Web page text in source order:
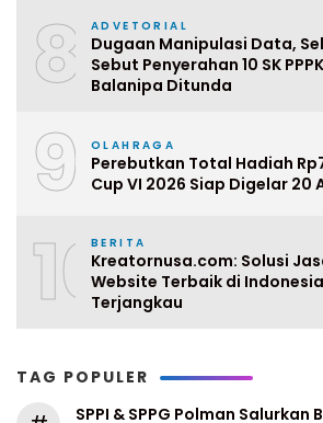
8 ADVETORIAL
Dugaan Manipulasi Data,
Sebut Penyerahan 10 SK
Balanipa Ditunda
9 OLAHRAGA
Perebutkan Total Hadiah
Cup VI 2026 Siap Digelar 20
10BERITA
Kreatornusa.com: Solusi
Website Terbaik di
Terjangkau
TAG POPULER
SPPI & SPPG Polman Salurkan